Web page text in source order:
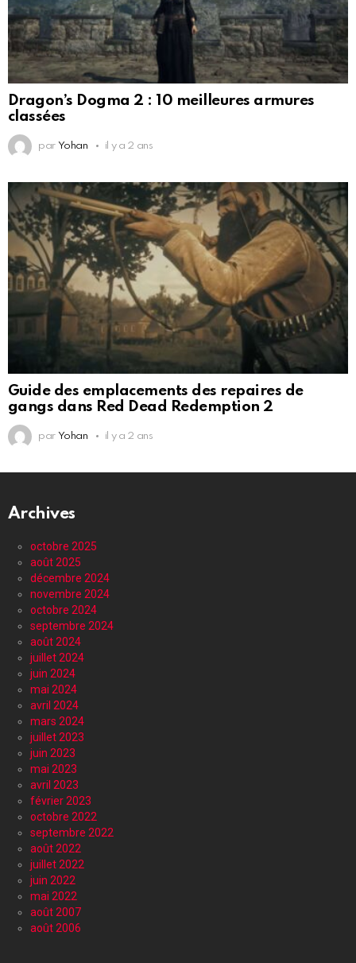
Dragon’s Dogma 2 : 10 meilleures armures
classées
par Yohan il y a 2 ans
Guide des emplacements des repaires de
gangs dans Red Dead Redemption 2
par Yohan il y a 2 ans
Archives
octobre 2025
août 2025
décembre 2024
novembre 2024
octobre 2024
septembre 2024
août 2024
juillet 2024
juin 2024
mai 2024
avril 2024
mars 2024
juillet 2023
juin 2023
mai 2023
avril 2023
février 2023
octobre 2022
septembre 2022
août 2022
juillet 2022
juin 2022
mai 2022
août 2007
août 2006